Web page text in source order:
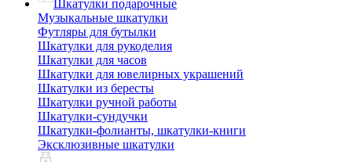
Шкатулки подарочные
Музыкальные шкатулки
Футляры для бутылки
Шкатулки для рукоделия
Шкатулки для часов
Шкатулки для ювелирных украшений
Шкатулки из бересты
Шкатулки ручной работы
Шкатулки-сундучки
Шкатулки-фолианты, шкатулки-книги
Эксклюзивные шкатулки